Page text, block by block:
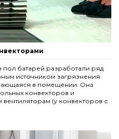
грн.
грн.
пол батарей разработали ряд
источником загрязнения
в помещении. Она
конвекторов и
вентиляторам (у конвекторов с